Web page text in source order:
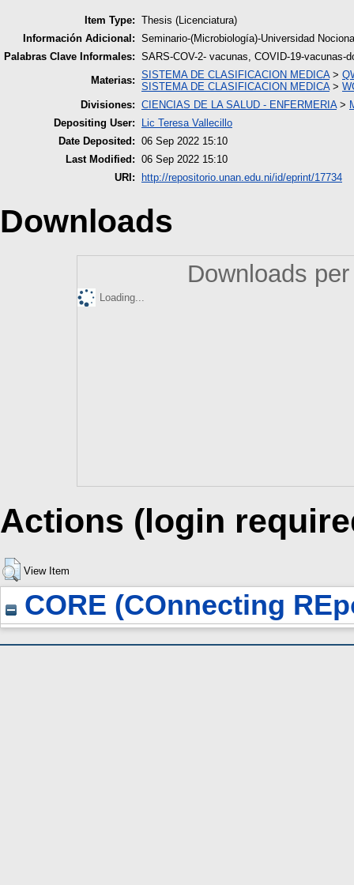
Item Type: Thesis (Licenciatura)
Información Adicional: Seminario-(Microbiología)-Universidad
Palabras Clave Informales: SARS-COV-2- vacunas, COVID-19-vacunas-
Materias: SISTEMA DE CLASIFICACION MEDICA>
SISTEMA DE CLASIFICACION MEDICA>
Divisiones: CIENCIAS DE LA SALUD - ENFERMERIA>
Depositing User:
Lic Teresa Vallecillo
Date Deposited: 06 Sep 2022 15:10
Last Modified: 06 Sep 2022 15:10
URI:
http://repositorio.unan.edu.ni/id/eprint/17734
Downloads
Downloads
Loading...
Actions (login
View Item
CORE (COnnecting